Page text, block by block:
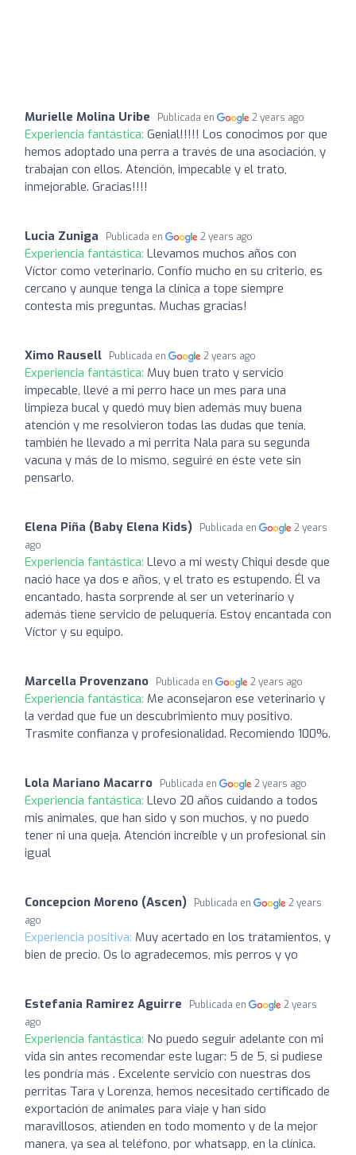
Murielle Molina Uribe Publicada en 2 years ago
Experiencia fantástica: Genial!!!!! Los conocimos por que
hemos adoptado una perra a través de una asociación, y
trabajan con ellos. Atención, impecable y el trato,
inmejorable. Gracias!!!!
Lucia Zuniga Publicada en 2 years ago
Experiencia fantástica: Llevamos muchos años con
Víctor como veterinario. Confío mucho en su criterio, es
cercano y aunque tenga la clínica a tope siempre
contesta mis preguntas. Muchas gracias!
Ximo Rausell Publicada en 2 years ago
Experiencia fantástica: Muy buen trato y servicio
impecable, llevé a mi perro hace un mes para una
limpieza bucal y quedó muy bien además muy buena
atención y me resolvieron todas las dudas que tenía,
también he llevado a mi perrita Nala para su segunda
vacuna y más de lo mismo, seguiré en éste vete sin
pensarlo.
Elena Piña (Baby Elena Kids) Publicada en
2 years
ago
Experiencia fantástica: Llevo a mi westy Chiqui desde que
nació hace ya dos e años, y el trato es estupendo. Él va
encantado, hasta sorprende al ser un veterinario y
además tiene servicio de peluquería. Estoy encantada con
Víctor y su equipo.
Marcella Provenzano Publicada en 2 years ago
Experiencia fantástica: Me aconsejaron ese veterinario y
la verdad que fue un descubrimiento muy positivo.
Trasmite confianza y profesionalidad. Recomiendo 100%.
Lola Mariano Macarro Publicada en 2 years ago
Experiencia fantástica: Llevo 20 años cuidando a todos
mis animales, que han sido y son muchos, y no puedo
tener ni una queja. Atención increíble y un profesional sin
igual
Concepcion Moreno (Ascen) Publicada en
2 years
ago
Experiencia positiva: Muy acertado en los tratamientos, y
bien de precio. Os lo agradecemos, mis perros y yo
Estefania Ramirez Aguirre Publicada en
2 years
ago
Experiencia fantástica: No puedo seguir adelante con mi
vida sin antes recomendar este lugar: 5 de 5, si pudiese
les pondría más . Excelente servicio con nuestras dos
perritas Tara y Lorenza, hemos necesitado certificado de
exportación de animales para viaje y han sido
maravillosos, atienden en todo momento y de la mejor
manera, ya sea al teléfono, por whatsapp, en la clínica.